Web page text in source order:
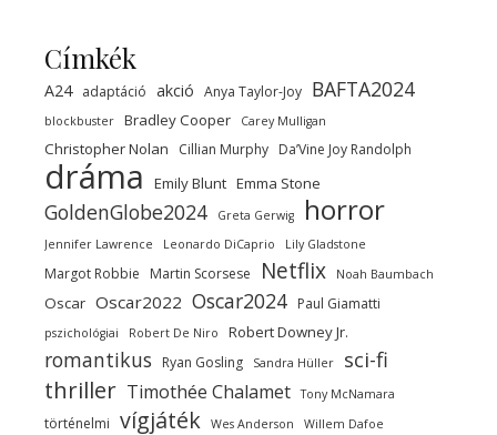
Címkék
A24 adaptáció akció Anya Taylor-Joy BAFTA2024
blockbuster Bradley Cooper Carey Mulligan
Christopher Nolan Cillian Murphy Da’Vine Joy Randolph
dráma Emily Blunt Emma Stone
GoldenGlobe2024 Greta Gerwig horror
Jennifer Lawrence Leonardo DiCaprio Lily Gladstone
Margot Robbie Martin Scorsese Netflix Noah Baumbach
Oscar Oscar2022 Oscar2024 Paul Giamatti
pszichológiai Robert De Niro Robert Downey Jr.
romantikus Ryan Gosling Sandra Hüller sci-fi
thriller Timothée Chalamet Tony McNamara
történelmi vígjáték Wes Anderson Willem Dafoe